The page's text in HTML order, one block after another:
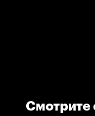
Смотрите